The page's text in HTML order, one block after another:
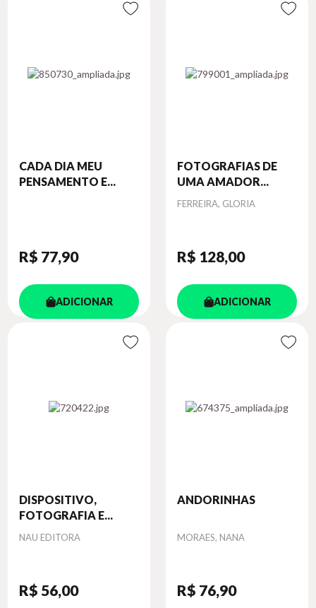
CADA DIA MEU
PENSAMENTO E...
R$ 77,90
ADICIONAR
FOTOGRAFIAS DE
UMA AMADOR...
Autor
FERREIRA, GLORIA
R$ 128,00
ADICIONAR
DISPOSITIVO,
FOTOGRAFIA E...
Autor
NAU EDITORA
R$ 56,00
ANDORINHAS
Autor
MORAES, NANA
R$ 76,90